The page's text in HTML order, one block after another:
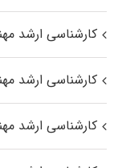
کارشناسی ارشد
کارشناسی ارشد
کارشناسی ارشد